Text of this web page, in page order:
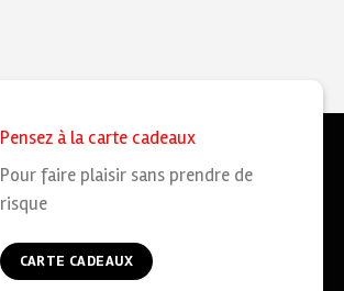
Pensez à la carte cadeaux
Pour faire plaisir sans prendre de
risque
CARTE CADEAUX